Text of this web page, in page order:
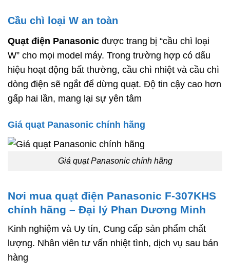
Cầu chì loại W an toàn
Quạt điện Panasonic được trang bị “cầu chì loại
W” cho mọi model máy. Trong trường hợp có dấu
hiệu hoạt động bất thường, cầu chì nhiệt và cầu chì
dòng điện sẽ ngắt để dừng quạt. Độ tin cậy cao hơn
gấp hai lần, mang lại sự yên tâm
Giá quạt Panasonic chính hãng
Giá quạt Panasonic chính hãng
Nơi mua quạt điện Panasonic F-307KHS
chính hãng – Đại lý Phan Dương Minh
Kinh nghiệm và Uy tín, Cung cấp sản phẩm chất
lượng. Nhân viên tư vấn nhiệt tình, dịch vụ sau bán
hàng